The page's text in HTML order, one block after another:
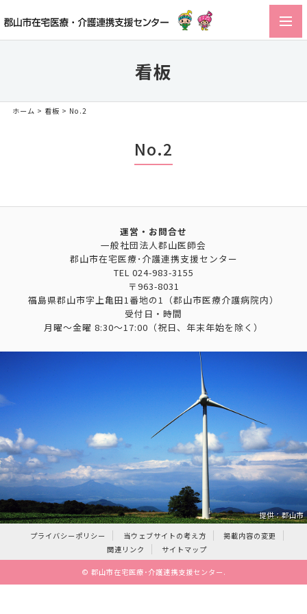
看板
ホーム > 看板 > No.2
No.2
運営・お問合せ
一般社団法人郡山医師会
郡山市在宅医療･介護連携支援センター
TEL 024-983-3155
〒963-8031
福島県郡山市字上亀田1番地の1（郡山市医療介護病院内）
受付日・時間
月曜～金曜 8:30～17:00（祝日、年末年始を除く）
提供：郡山市
プライバシーポリシー
当ウェブサイトの考え方
掲載内容の変更
関連リンク
サイトマップ
© 郡山市在宅医療･介護連携支援センター .